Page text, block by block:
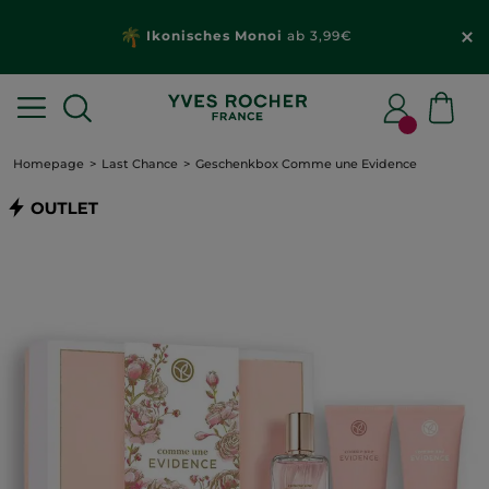
Ikonisches Monoi ab 3,99€
Homepage Last Chance Geschenkbox Comme une Evidence